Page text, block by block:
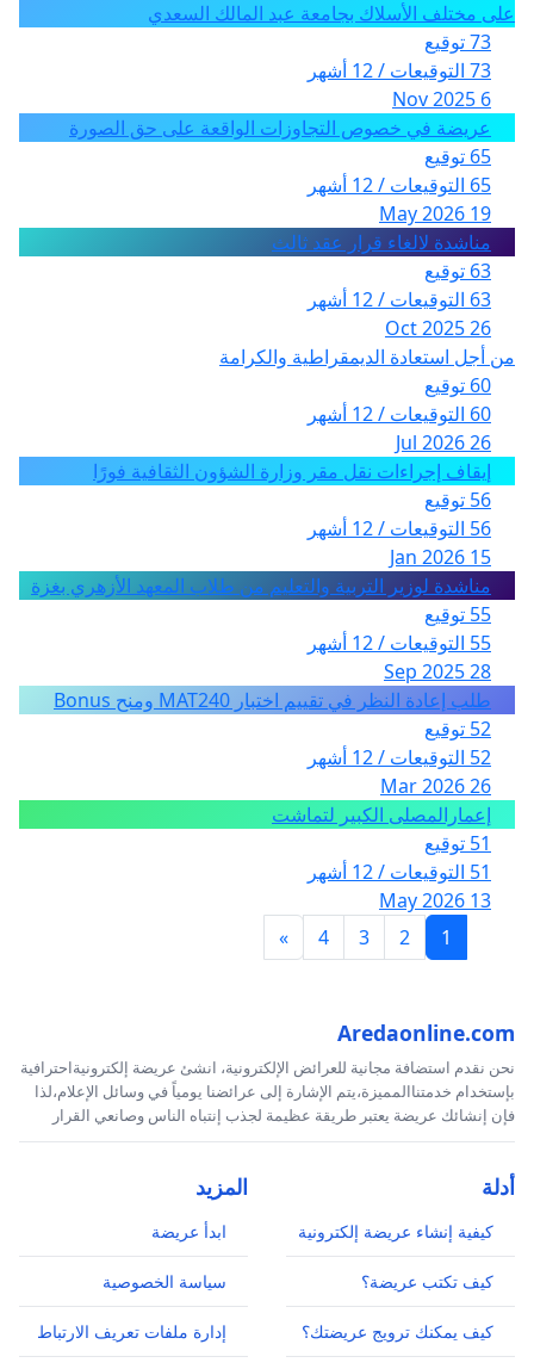
على مختلف الأسلاك بجامعة عبد المالك السعدي
73 توقيع
73 التوقيعات / 12 أشهر
6 Nov 2025
عريضة في خصوص التجاوزات الواقعة على حق الصورة
65 توقيع
65 التوقيعات / 12 أشهر
19 May 2026
مناشدة لالغاء قرار عقد ثالث
63 توقيع
63 التوقيعات / 12 أشهر
26 Oct 2025
من أجل استعادة الديمقراطية والكرامة
60 توقيع
60 التوقيعات / 12 أشهر
26 Jul 2026
إيقاف إجراءات نقل مقر وزارة الشؤون الثقافية فورًا
56 توقيع
56 التوقيعات / 12 أشهر
15 Jan 2026
مناشدة لوزير التربية والتعليم من طلاب المعهد الأزهري بغزة
55 توقيع
55 التوقيعات / 12 أشهر
28 Sep 2025
طلب إعادة النظر في تقييم اختبار MAT240 ومنح Bonus
52 توقيع
52 التوقيعات / 12 أشهر
26 Mar 2026
إعمارالمصلى الكبير لتماشت
51 توقيع
51 التوقيعات / 12 أشهر
13 May 2026
1
2
3
4
»
Aredaonline.com
نحن نقدم استضافة مجانية للعرائض الإلكترونية، انشئ عريضة إلكترونيةاحترافية
بإستخدام خدمتناالمميزة،يتم الإشارة إلى عرائضنا يومياً في وسائل الإعلام،لذا
فإن إنشائك عريضة يعتبر طريقة عظيمة لجذب إنتباه الناس وصانعي القرار
أدلة
كيفية إنشاء عريضة إلكترونية
كيف تكتب عريضة؟
كيف يمكنك ترويج عريضتك؟
المزيد
ابدأ عريضة
سياسة الخصوصية
إدارة ملفات تعريف الارتباط